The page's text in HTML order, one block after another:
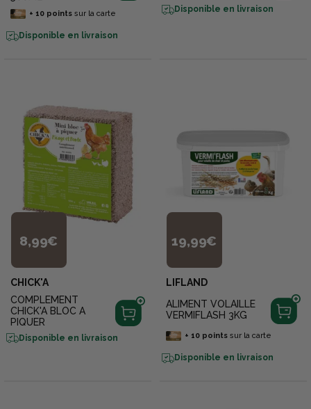
+ 10pointssur la carte
Disponible en livraison
Disponible en livraison
8,99€
CHICK'A
COMPLEMENT
CHICK'A BLOC A
PIQUER
Disponible en livraison
19,99€
LIFLAND
ALIMENT VOLAILLE
VERMIFLASH 3KG
+ 10pointssur la carte
Disponible en livraison